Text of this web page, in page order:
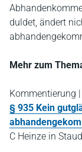
duldet, ändert
Mehr zum
Kommentierung |
§ 935 Kein
C Heinze in